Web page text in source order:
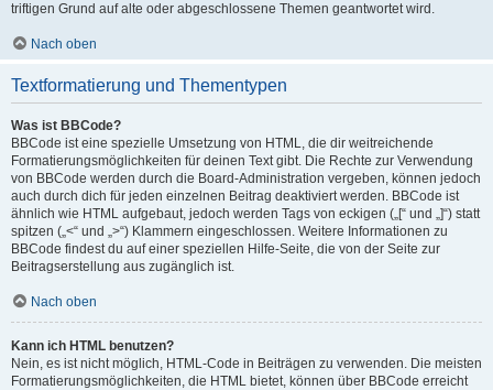
triftigen Grund auf alte oder abgeschlossene Themen geantwortet wird.
Nach oben
Textformatierung und Thementypen
Was ist BBCode?
BBCode ist eine spezielle Umsetzung von HTML, die dir weitreichende
Formatierungsmöglichkeiten für deinen Text gibt. Die Rechte zur Verwendung
von BBCode werden durch die Board-Administration vergeben, können jedoch
auch durch dich für jeden einzelnen Beitrag deaktiviert werden. BBCode ist
ähnlich wie HTML aufgebaut, jedoch werden Tags von eckigen („[“ und „]“) statt
spitzen („<“ und „>“) Klammern eingeschlossen. Weitere Informationen zu
BBCode findest du auf einer speziellen Hilfe-Seite, die von der Seite zur
Beitragserstellung aus zugänglich ist.
Nach oben
Kann ich HTML benutzen?
Nein, es ist nicht möglich, HTML-Code in Beiträgen zu verwenden. Die meisten
Formatierungsmöglichkeiten, die HTML bietet, können über BBCode erreicht